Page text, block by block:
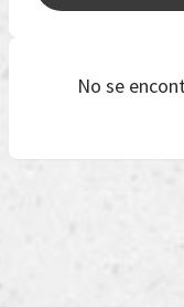
No se